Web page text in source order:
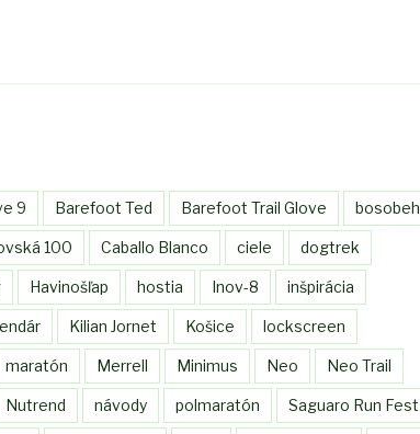
9 Barefoot Ted Barefoot Trail Glove bosobeh
100 Caballo Blanco ciele dogtrek
Havinošľap hostia Inov-8 inšpirácia
Kilian Jornet Košice lockscreen
maratón Merrell Minimus Neo Neo Trail
Nutrend návody polmaratón Saguaro Run Fest